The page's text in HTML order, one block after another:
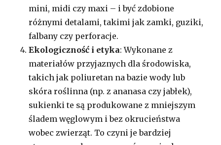
mini, midi czy maxi – i być zdobione
różnymi detalami, takimi jak zamki, guziki,
falbany czy perforacje.
Ekologiczność i etyka: Wykonane z
materiałów przyjaznych dla środowiska,
takich jak poliuretan na bazie wody lub
skóra roślinna (np. z ananasa czy jabłek),
sukienki te są produkowane z mniejszym
śladem węglowym i bez okrucieństwa
wobec zwierząt. To czyni je bardziej